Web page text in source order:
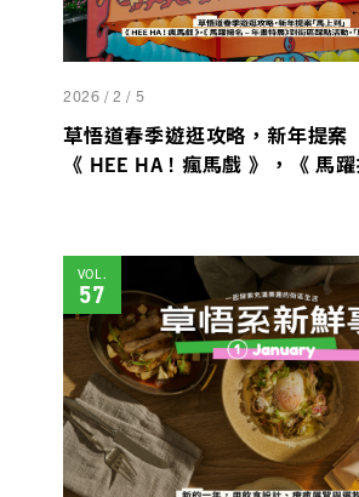
2026 / 2 / 5
草悟道春季遊逛攻略，新年提案
《 HEE HA ! 瘋馬戲 》，《 馬
VOL.
57